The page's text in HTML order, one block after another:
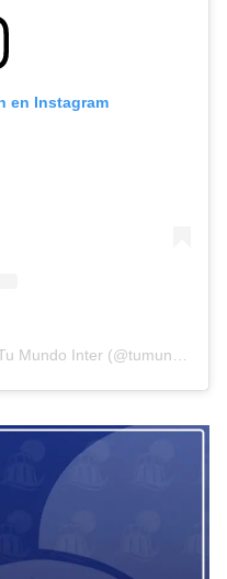
en Instagram
Inter (@tumundointer)